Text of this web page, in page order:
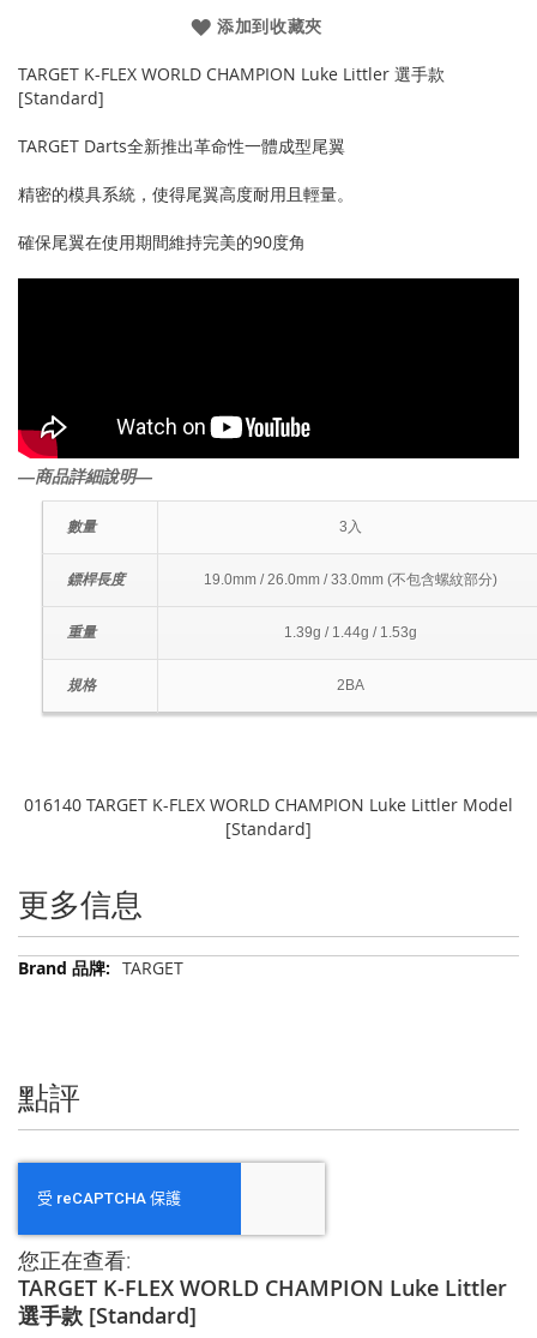
添加到收藏夾
TARGET K-FLEX WORLD CHAMPION Luke Littler 選手款
[Standard]
TARGET Darts全新推出革命性一體成型尾翼
精密的模具系統，使得尾翼高度耐用且輕量。
確保尾翼在使用期間維持完美的90度角
―商品詳細說明―
數量 3入
鏢桿長度 19.0mm / 26.0mm / 33.0mm (不包含螺紋部分)
重量 1.39g / 1.44g / 1.53g
規格 2BA
016140 TARGET K-FLEX WORLD CHAMPION Luke Littler Model
[Standard]
更多信息
更
TARGET
點評
您正在查看:
TARGET K-FLEX WORLD CHAMPION Luke Littler
選手款 [Standard]